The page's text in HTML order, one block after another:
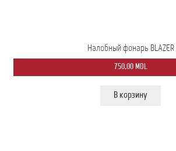
Налобный фонарь BLAZER
750,00 MDL
В корзину